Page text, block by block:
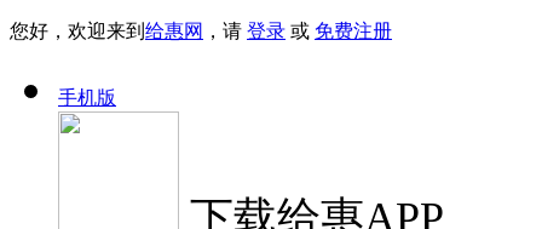
您好，欢迎来到 给惠网 ，请 登录 或 免费注册
手机版
下载给惠APP